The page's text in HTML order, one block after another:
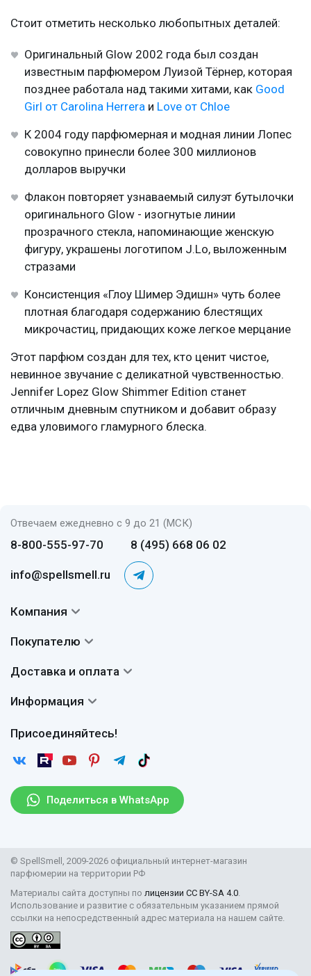
Стоит отметить несколько любопытных деталей:
Оригинальный Glow 2002 года был создан
известным парфюмером Луизой Тёрнер, которая
позднее работала над такими хитами, как Good
Girl от Carolina Herrera и Love от Chloe
К 2004 году парфюмерная и модная линии Лопес
совокупно принесли более 300 миллионов
долларов выручки
Флакон повторяет узнаваемый силуэт бутылочки
оригинального Glow - изогнутые линии
прозрачного стекла, напоминающие женскую
фигуру, украшены логотипом J.Lo, выложенным
стразами
Консистенция «Глоу Шимер Эдишн» чуть более
плотная благодаря содержанию блестящих
микрочастиц, придающих коже легкое мерцание
Этот парфюм создан для тех, кто ценит чистое,
невинное звучание с деликатной чувственностью.
Jennifer Lopez Glow Shimmer Edition станет
отличным дневным спутником и добавит образу
едва уловимого гламурного блеска.
Отвечаем ежедневно с 9 до 21 (МСК)
8-800-555-97-70 8 (495) 668 06 02
info@spellsmell.ru
Поделиться в WhatsApp
Присоединяйтесь!
Компания
Авторы
Сертификаты
Покупателю
Вопросы и ответы
Отзывы
Рассылка
Доставка и оплата
Доставка
Возврат
Информация
Пользовательское соглашение
Защита персональных данных
Правила продажи товаров (Постановление Правительства
Поставщикам
© SpellSmell, 2009-2026 официальный интернет-магазин
парфюмерии на территории РФ
Материалы сайта доступны по лицензии CC BY-SA 4.0.
Использование и развитие с обязательным указанием прямой
ссылки на непосредственный адрес материала на нашем сайте.